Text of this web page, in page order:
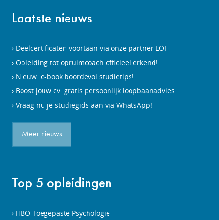
Laatste nieuws
Deelcertificaten voortaan via onze partner LOI
Opleiding tot opruimcoach officieel erkend!
Nieuw: e-book boordevol studietips!
Boost jouw cv: gratis persoonlijk loopbaanadvies
Vraag nu je studiegids aan via WhatsApp!
Meer nieuws
Top 5 opleidingen
HBO Toegepaste Psychologie